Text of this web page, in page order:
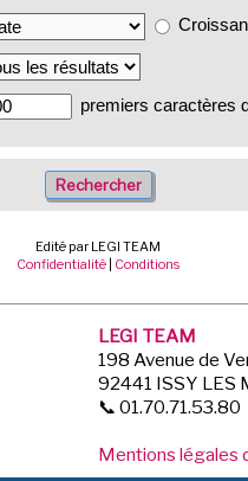
premiers caractères
Edité par LEGI TEAM
Confidentialité | Conditions
LEGI TEAM
198 Avenue de
92441 ISSY LES
📞 01.70.71.53.80
Mentions légales